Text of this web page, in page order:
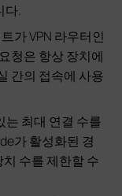
다.
가 VPN 라우터인
청은 항상 장치에
간의 접속에 사용
는 최대 연결 수를
가 활성화된 경
수를 제한할 수